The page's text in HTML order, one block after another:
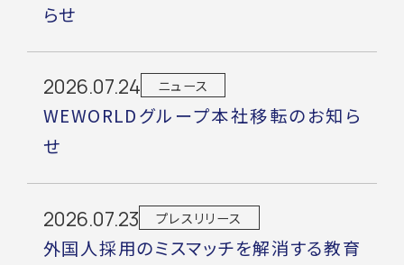
らせ
2026.07.24 ニュース
WEWORLDグループ本社移転のお知ら
せ
2026.07.23 プレスリリース
外国人採用のミスマッチを解消する教育